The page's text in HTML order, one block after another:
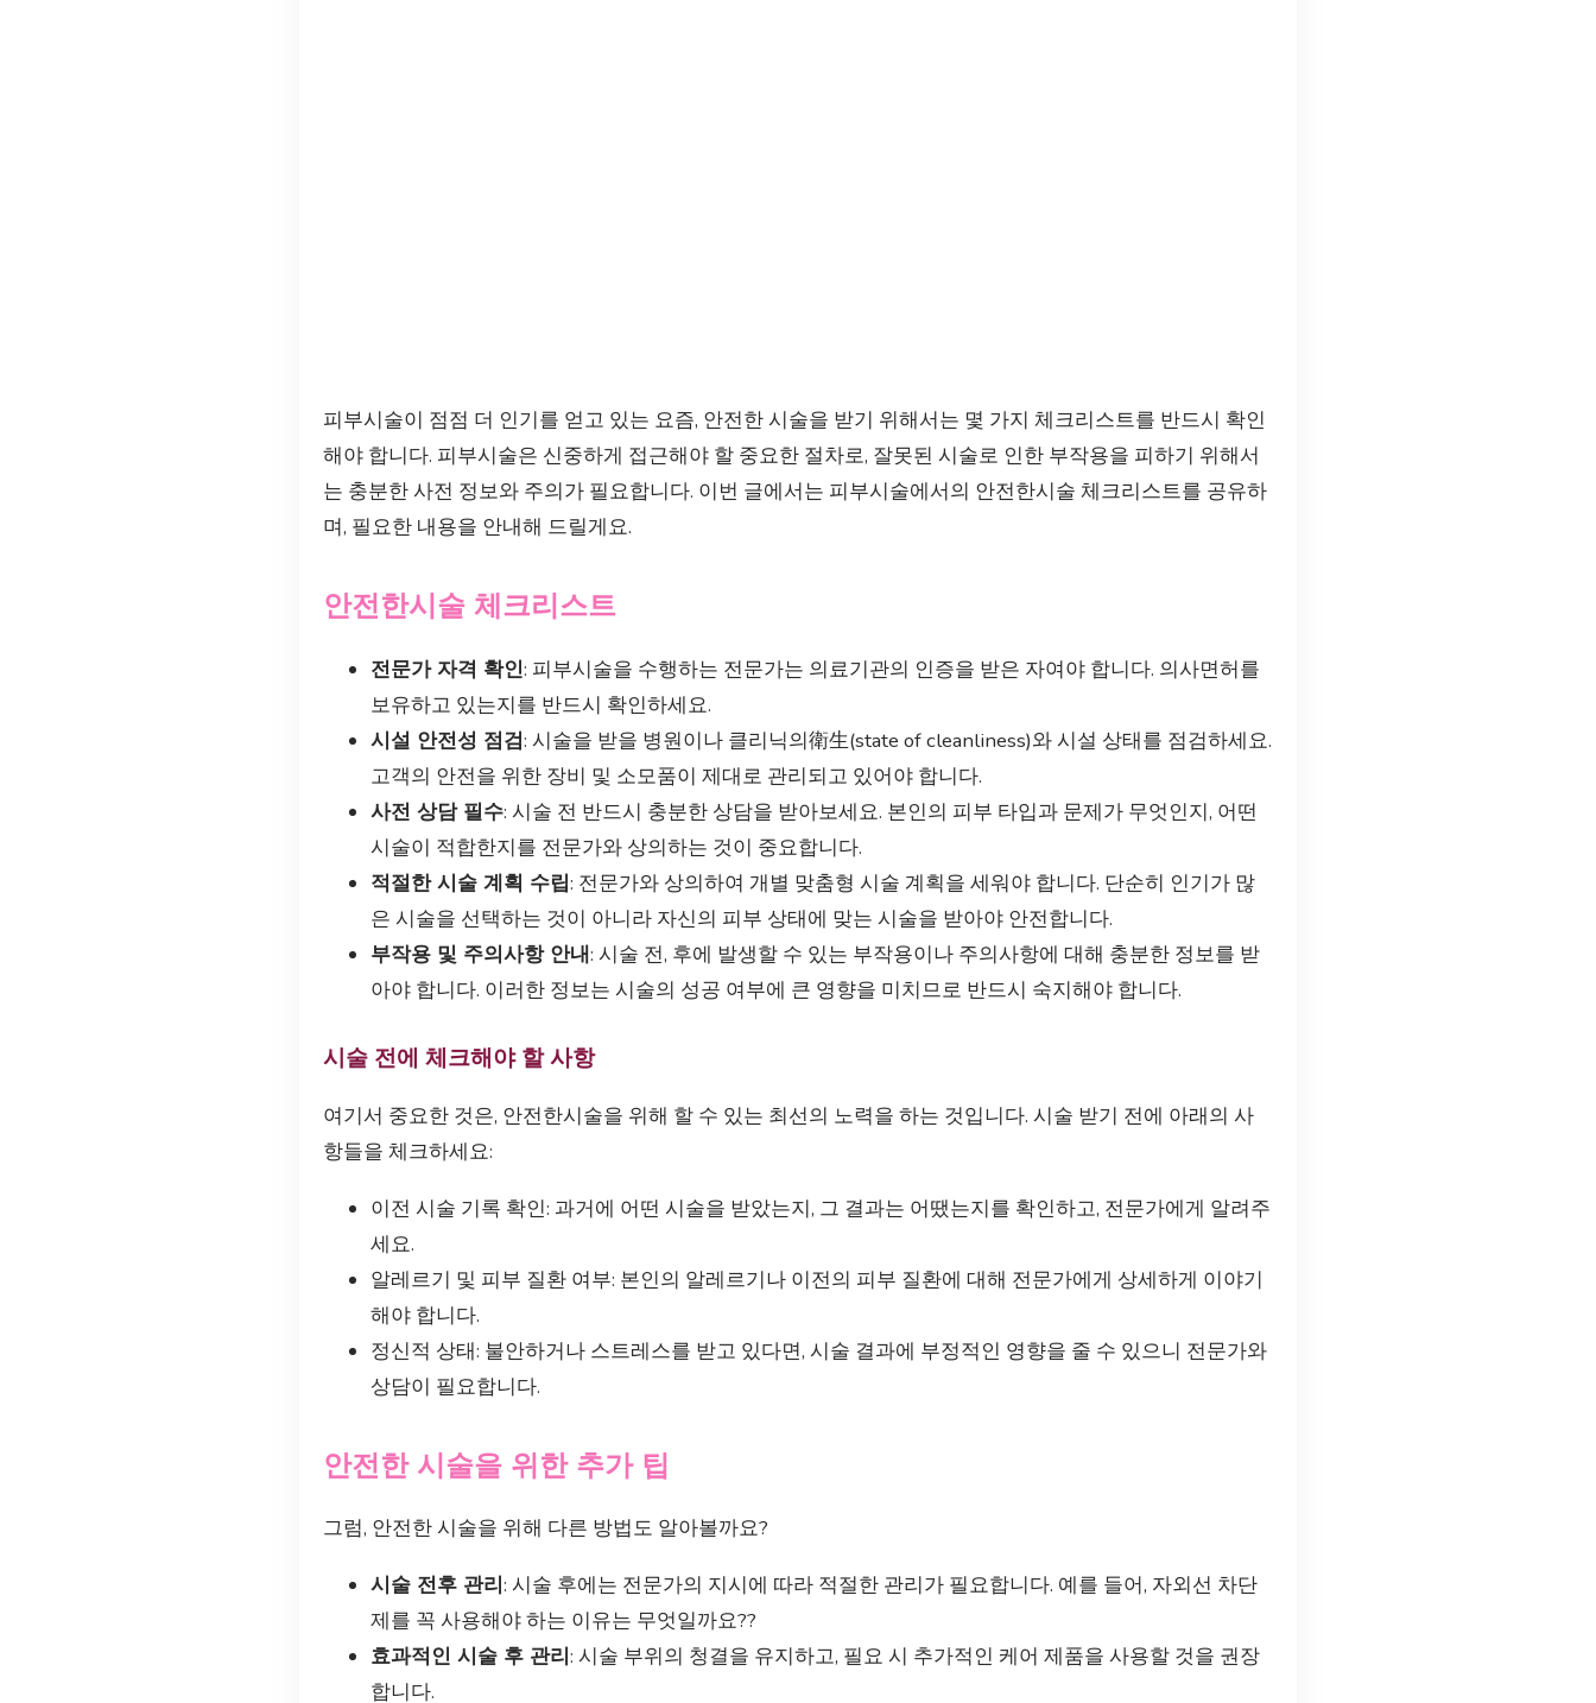
피부시술이 점점 더 인기를 얻고 있는 요즘, 안전한 시술을 받기 위해서는 몇 가지 체크리스트를 반드시 확인
해야 합니다. 피부시술은 신중하게 접근해야 할 중요한 절차로, 잘못된 시술로 인한 부작용을 피하기 위해서
는 충분한 사전 정보와 주의가 필요합니다. 이번 글에서는 피부시술에서의 안전한시술 체크리스트를 공유하
며, 필요한 내용을 안내해 드릴게요.
안전한시술 체크리스트
전문가 자격 확인: 피부시술을 수행하는 전문가는 의료기관의 인증을 받은 자여야 합니다. 의사면허를
보유하고 있는지를 반드시 확인하세요.
시설 안전성 점검: 시술을 받을 병원이나 클리닉의衛生(state of cleanliness)와 시설 상태를 점검하세요.
고객의 안전을 위한 장비 및 소모품이 제대로 관리되고 있어야 합니다.
사전 상담 필수: 시술 전 반드시 충분한 상담을 받아보세요. 본인의 피부 타입과 문제가 무엇인지, 어떤
시술이 적합한지를 전문가와 상의하는 것이 중요합니다.
적절한 시술 계획 수립: 전문가와 상의하여 개별 맞춤형 시술 계획을 세워야 합니다. 단순히 인기가 많
은 시술을 선택하는 것이 아니라 자신의 피부 상태에 맞는 시술을 받아야 안전합니다.
부작용 및 주의사항 안내: 시술 전, 후에 발생할 수 있는 부작용이나 주의사항에 대해 충분한 정보를 받
아야 합니다. 이러한 정보는 시술의 성공 여부에 큰 영향을 미치므로 반드시 숙지해야 합니다.
시술 전에 체크해야 할 사항
여기서 중요한 것은, 안전한시술을 위해 할 수 있는 최선의 노력을 하는 것입니다. 시술 받기 전에 아래의 사
항들을 체크하세요:
이전 시술 기록 확인: 과거에 어떤 시술을 받았는지, 그 결과는 어땠는지를 확인하고, 전문가에게 알려주
세요.
알레르기 및 피부 질환 여부: 본인의 알레르기나 이전의 피부 질환에 대해 전문가에게 상세하게 이야기
해야 합니다.
정신적 상태: 불안하거나 스트레스를 받고 있다면, 시술 결과에 부정적인 영향을 줄 수 있으니 전문가와
상담이 필요합니다.
안전한 시술을 위한 추가 팁
그럼, 안전한 시술을 위해 다른 방법도 알아볼까요?
시술 전후 관리: 시술 후에는 전문가의 지시에 따라 적절한 관리가 필요합니다. 예를 들어, 자외선 차단
제를 꼭 사용해야 하는 이유는 무엇일까요??
효과적인 시술 후 관리: 시술 부위의 청결을 유지하고, 필요 시 추가적인 케어 제품을 사용할 것을 권장
합니다.